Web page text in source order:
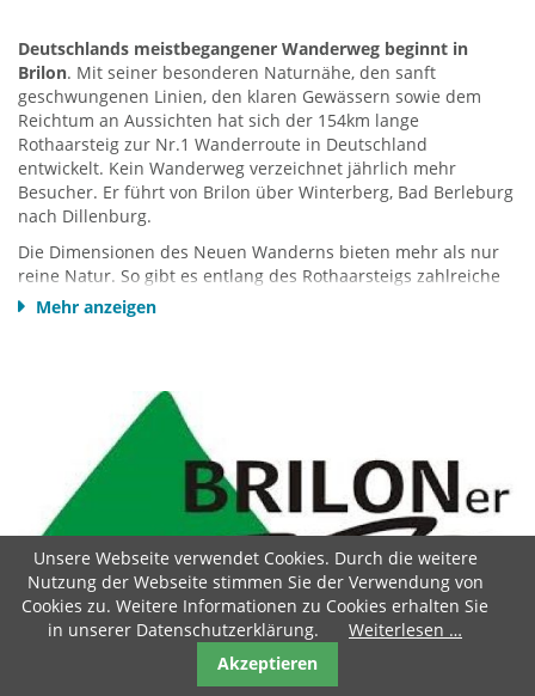
Deutschlands meistbegangener Wanderweg beginnt in
Brilon. Mit seiner besonderen Naturnähe, den sanft
geschwungenen Linien, den klaren Gewässern sowie dem
Reichtum an Aussichten hat sich der 154km lange
Rothaarsteig zur Nr.1 Wanderroute in Deutschland
entwickelt. Kein Wanderweg verzeichnet jährlich mehr
Besucher. Er führt von Brilon über Winterberg, Bad Berleburg
nach Dillenburg.
Die Dimensionen des Neuen Wanderns bieten mehr als nur
reine Natur. So gibt es entlang des Rothaarsteigs zahlreiche
Erlebnisstationen
Wasser, aber auch Kunst und Abenteuer sind zu finden.
WaldSkulpturenweg
und Schmallenberg.
Kennzeichnend ist auch die durchgehende Design-Linie und
somit das besondere Erscheinungsbild der Original
Rothaarsteig-Waldmöbel wie Ruhebänken, Waldliegen,
Waldsofas, Waldschaukel Schutzhütten und den
Vesperinseln.
Beschreibung:
Dieser weithin bekannte Top-Wanderweg führt in Nord-Süd-
Richtung über den Kamm des Rothaargebirges. Er beginnt in
Brilon, verläuft über den höchsten Berg in NRW – den
Langenberg (843m) – zur Hochheide und Ruhquelle, dann
Mehr anzeigen
BRILONER KAMMWEG
Briloner Kammwegführt auf 49 km um das Hoppecketal
Unsere Webseite verwendet Cookies. Durch die weitere
Nutzung der Webseite stimmen Sie der Verwendung von
Cookies zu. Weitere Informationen zu Cookies erhalten Sie
in unserer Datenschutzerklärung.
Weiterlesen …
Akzeptieren